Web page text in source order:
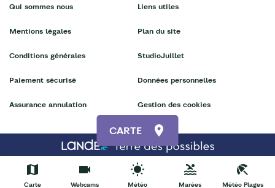
CARTE
Qui sommes nous
Mentions légales
Conditions générales
Paiement sécurisé
Assurance annulation
Liens utiles
Plan du site
StudioJuillet
Données personnelles
Gestion des cookies
Carte Webcams Météo Marées Météo Plages